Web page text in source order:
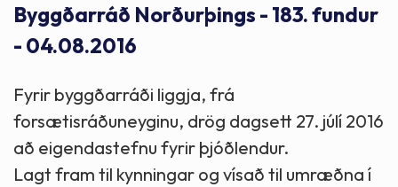
Byggðarráð Norðurþings - 183. fundur
- 04.08.2016
Fyrir byggðarráði liggja, frá
forsætisráðuneyginu, drög dagsett 27. júlí 2016
að eigendastefnu fyrir þjóðlendur.
Lagt fram til kynningar og vísað til umræðna í